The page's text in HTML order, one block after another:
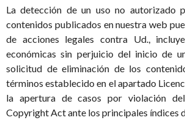
La detección de un uso no autorizado
contenidos publicados en nuestra web
de acciones legales contra Ud.,
económicas sin perjuicio del inicio de
solicitud de eliminación de los
términos establecido en el apartado
la apertura de casos por violación
Copyright Act ante los principales índices